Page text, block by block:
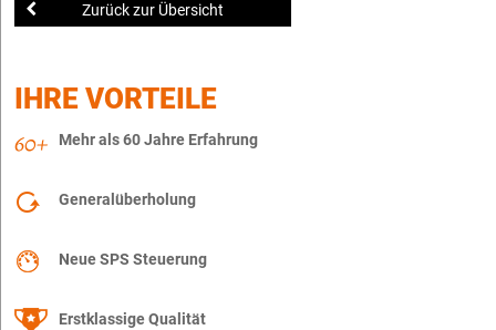
Zurück zur Übersicht
IHRE VORTEILE
Mehr als 60 Jahre Erfahrung
Generalüberholung
Neue SPS Steuerung
Erstklassige Qualität